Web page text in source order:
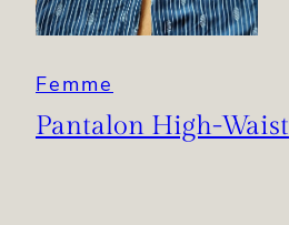
Femme
Pantalon High-Waist